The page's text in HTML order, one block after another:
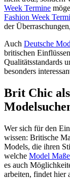
Week Termine
Fashion Week
der
Auch Deutsche
britischen
Qualitätsstandards
besonders
Brit Chic
Wer sich für den
wissen: Britische
Models, die ihren
welche Model
es auch
arbeiten, findet hier